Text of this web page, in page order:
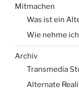
Mitmachen
Was ist ein
Wie nehme
Archiv
Transmedia
Alternate